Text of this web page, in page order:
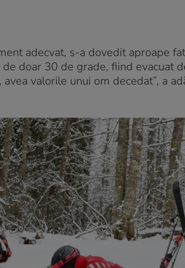
adecvat, s-a dovedit aproape
doar 30 de grade, fiind evacuat
valorile unui om decedat”, a